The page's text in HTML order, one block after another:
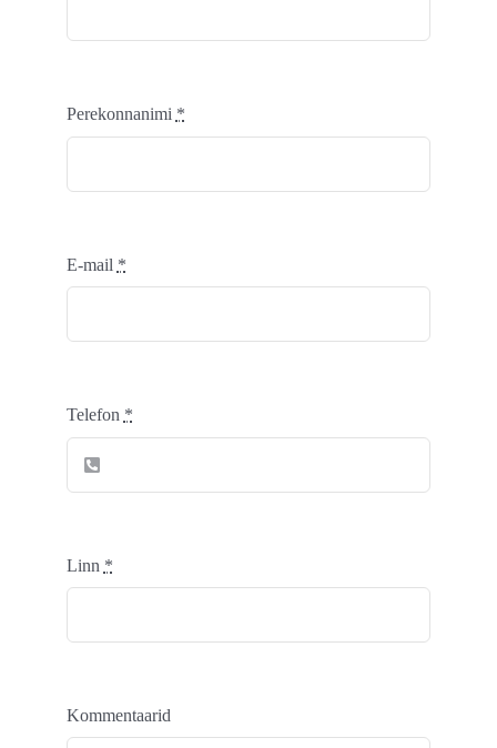
Perekonnanimi *
E-mail *
Telefon *
Linn *
Kommentaarid